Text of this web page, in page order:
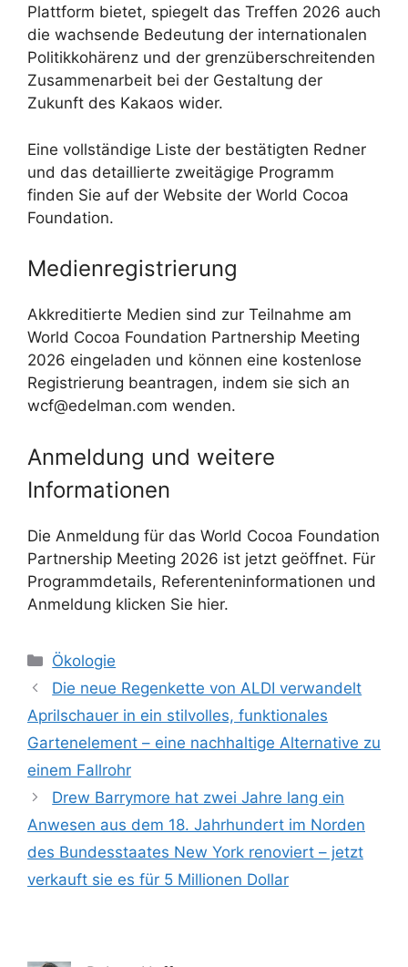
Plattform bietet, spiegelt das Treffen 2026 auch
die wachsende Bedeutung der internationalen
Politikkohärenz und der grenzüberschreitenden
Zusammenarbeit bei der Gestaltung der
Zukunft des Kakaos wider.
Eine vollständige Liste der bestätigten Redner
und das detaillierte zweitägige Programm
finden Sie auf der Website der World Cocoa
Foundation.
Medienregistrierung
Akkreditierte Medien sind zur Teilnahme am
World Cocoa Foundation Partnership Meeting
2026 eingeladen und können eine kostenlose
Registrierung beantragen, indem sie sich an
wcf@edelman.com wenden.
Anmeldung und weitere
Informationen
Die Anmeldung für das World Cocoa Foundation
Partnership Meeting 2026 ist jetzt geöffnet. Für
Programmdetails, Referenteninformationen und
Anmeldung klicken Sie hier.
Kategorien
Ökologie
Die neue Regenkette von ALDI verwandelt
Aprilschauer in ein stilvolles, funktionales
Gartenelement – ​​eine nachhaltige Alternative zu
einem Fallrohr
Drew Barrymore hat zwei Jahre lang ein
Anwesen aus dem 18. Jahrhundert im Norden
des Bundesstaates New York renoviert – jetzt
verkauft sie es für 5 Millionen Dollar